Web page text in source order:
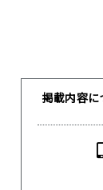
掲載内容に